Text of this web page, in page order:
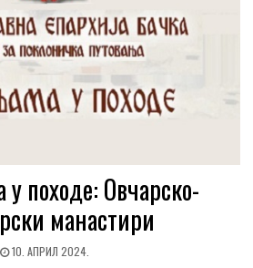
походе: Овчарско-
манастири
10. АПРИЛ 2024.